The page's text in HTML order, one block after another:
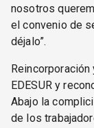
nosotros
el convenio de
déjalo”.
EDESUR y
Abajo la
de los